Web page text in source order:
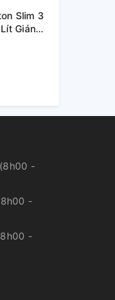
Slim 3
Gián
(8h00 -
-
-